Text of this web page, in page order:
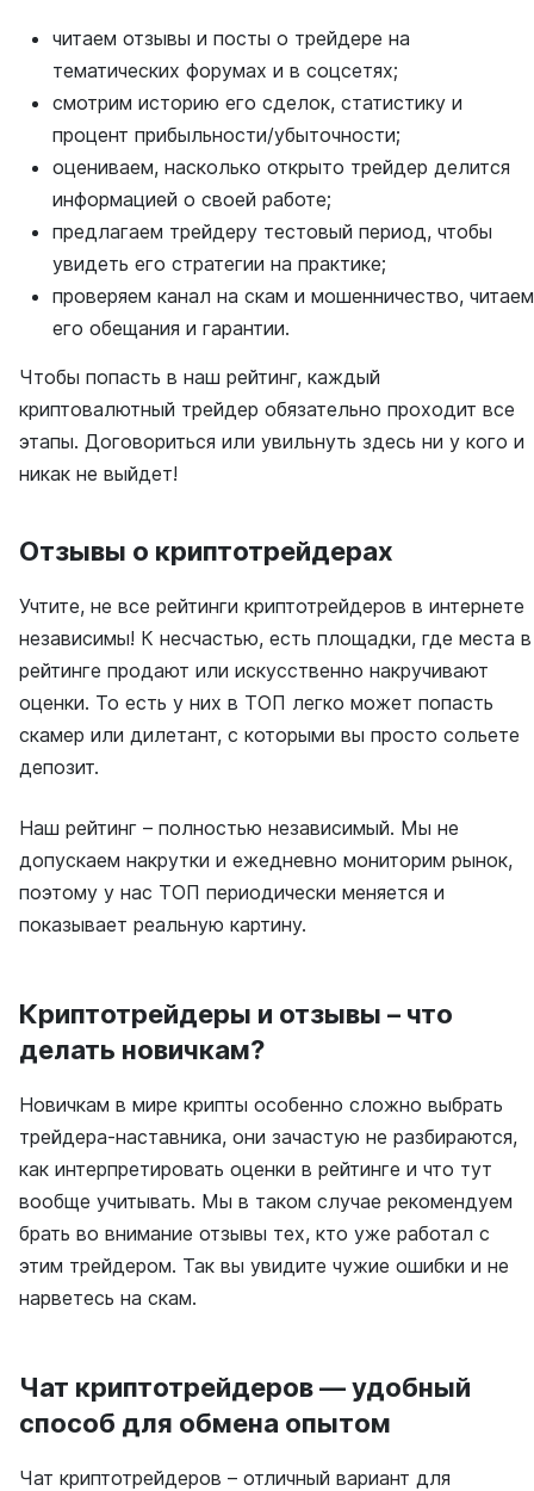
читаем отзывы и посты о трейдере на
тематических форумах и в соцсетях;
смотрим историю его сделок, статистику и
процент прибыльности/убыточности;
оцениваем, насколько открыто трейдер делится
информацией о своей работе;
предлагаем трейдеру тестовый период, чтобы
увидеть его стратегии на практике;
проверяем канал на скам и мошенничество, читаем
его обещания и гарантии.
Чтобы попасть в наш рейтинг, каждый
криптовалютный трейдер обязательно проходит все
этапы. Договориться или увильнуть здесь ни у кого и
никак не выйдет!
Отзывы о криптотрейдерах
Учтите, не все рейтинги криптотрейдеров в интернете
независимы! К несчастью, есть площадки, где места в
рейтинге продают или искусственно накручивают
оценки. То есть у них в ТОП легко может попасть
скамер или дилетант, с которыми вы просто сольете
депозит.
Наш рейтинг – полностью независимый. Мы не
допускаем накрутки и ежедневно мониторим рынок,
поэтому у нас ТОП периодически меняется и
показывает реальную картину.
Криптотрейдеры и отзывы – что
делать новичкам?
Новичкам в мире крипты особенно сложно выбрать
трейдера-наставника, они зачастую не разбираются,
как интерпретировать оценки в рейтинге и что тут
вообще учитывать. Мы в таком случае рекомендуем
брать во внимание отзывы тех, кто уже работал с
этим трейдером. Так вы увидите чужие ошибки и не
нарветесь на скам.
Чат криптотрейдеров — удобный
способ для обмена опытом
Чат криптотрейдеров – отличный вариант для